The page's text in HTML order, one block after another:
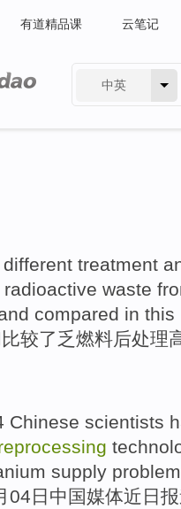
有道精品课 云笔记
中英
different treatment
waste
compared in this
比较了乏燃料后处理
Chinese scientists
supply problem
04日 中国媒体近日